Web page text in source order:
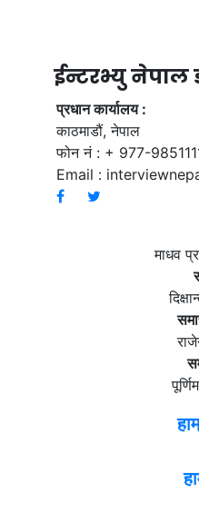
ईन्टरभ्यु
प्रधान कार्यालय :
काठमाडौं, नेपाल
फोन नं : + 977-
Email :
माधव